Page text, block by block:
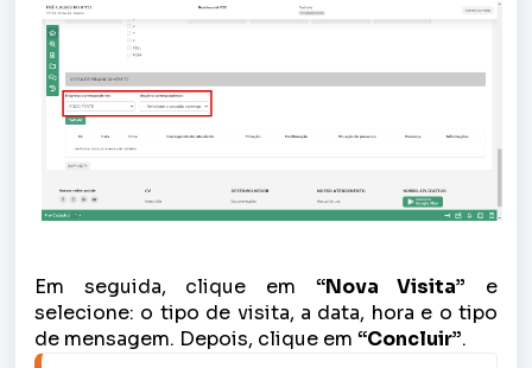
Em seguida, clique em “Nova Visita” e
selecione: o tipo de visita, a data, hora e o tipo
de mensagem. Depois, clique em “Concluir”.